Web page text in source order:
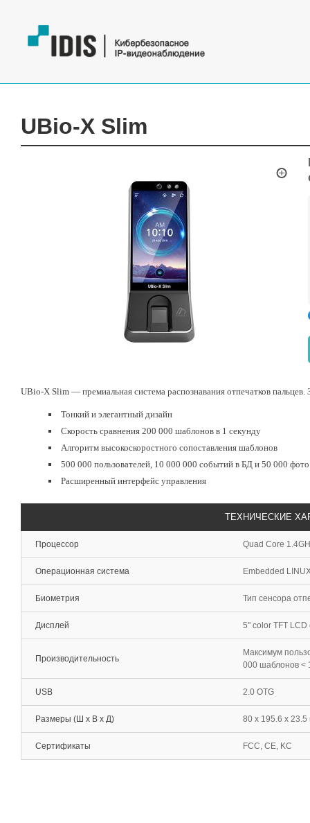
UBio-X Slim
UBio-X Slim — премиальная система распознавания отпечатков пальцев.
Тонкий и элегантный дизайн
Скорость сравнения 200 000 шаблонов в 1 секунду
Алгоритм высокоскоростного сопоставления шаблонов
500 000 пользователей, 10 000 000 событий в БД и 50 000 фото
Расширенный интерфейс управления
ТЕХНИЧЕСКИЕ
Процессор Quad Core
Операционная система Embedded
Биометрия Тип сенсора
Дисплей 5" color TFT LCD
Производительность
Максимум
000 шаблонов <
USB 2.0 OTG
Размеры (Ш х В х Д) 80 x 195.6 x
Сертификаты FCC, CE, KC